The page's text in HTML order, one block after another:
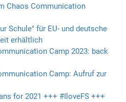
Chaos Communication
Schule" für EU- und deutsche
erhältlich
Camp 2023: back
Camp: Aufruf zur
for 2021 +++ #IloveFS +++